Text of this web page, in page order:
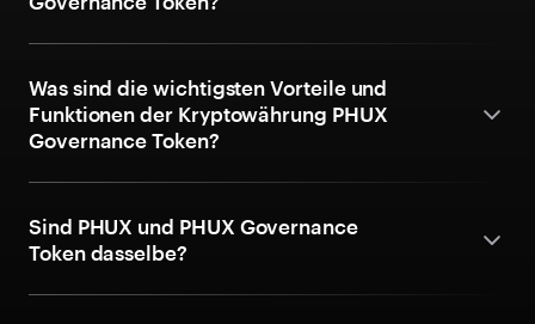
Was sind die wichtigsten Vorteile und
Funktionen der Kryptowährung PHUX
Governance Token?
Sind PHUX und PHUX Governance
Token dasselbe?